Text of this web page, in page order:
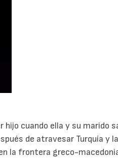
cuando ella y su marido
de atravesar Turquía y
la frontera greco-